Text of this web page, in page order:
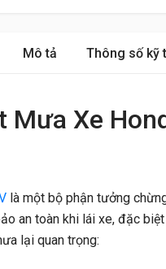
Mô tả Thông số kỹ
Mưa Xe
là một bộ phận tưởng
an toàn khi lái xe, đặc
lại quan trọng: